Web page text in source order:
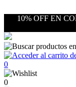
10% OFF EN
0
0